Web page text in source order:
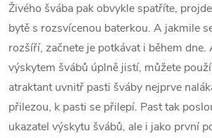
Živého švába pak obvykle spatříte,
bytě s rozsvícenou baterkou. A jakmile
rozšíří, začnete je potkávat i během dne.
výskytem švábů úplně jistí, můžete
atraktant uvnitř pasti šváby nejprve
přilezou, k pasti se přilepí. Past tak
ukazatel výskytu švábů, ale i jako první